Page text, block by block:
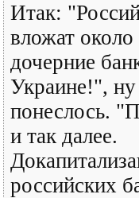
Итак:
вложат
дочерние
Украине!",
понеслось.
и так далее.
российских